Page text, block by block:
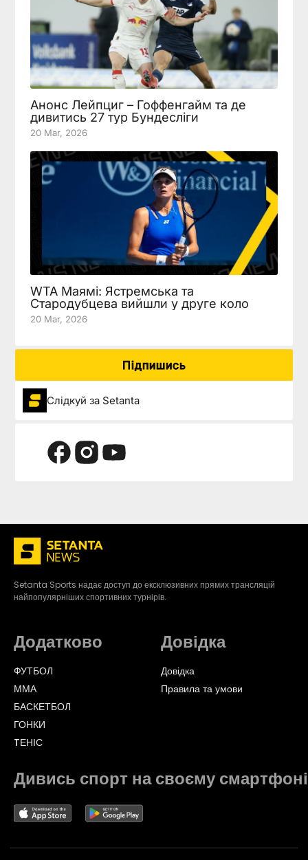
Анонс Лейпциг – Гоффенгайм та де
дивитись 27 тур Бундесліги
20 Mar, 2026
WTA Маямі: Ястремська та
Стародубцева вийшли у друге коло
20 Mar, 2026
Підпишись
Слідкуй за Setanta
Setanta Sports надає доступ до ексклюзивних прямих трансляцій
найпопулярніших спортивних турнірів.
Додатково
ФУТБОЛ
ММА
БАСКЕТБОЛ
ГОНКИ
TЕНІС
Довідка
Довідка
Правила та умови
Дивись спорт на своєму смартфоні